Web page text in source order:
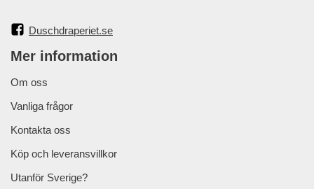
Duschdraperiet.se
Mer information
Om oss
Vanliga frågor
Kontakta oss
Köp och leveransvillkor
Utanför Sverige?